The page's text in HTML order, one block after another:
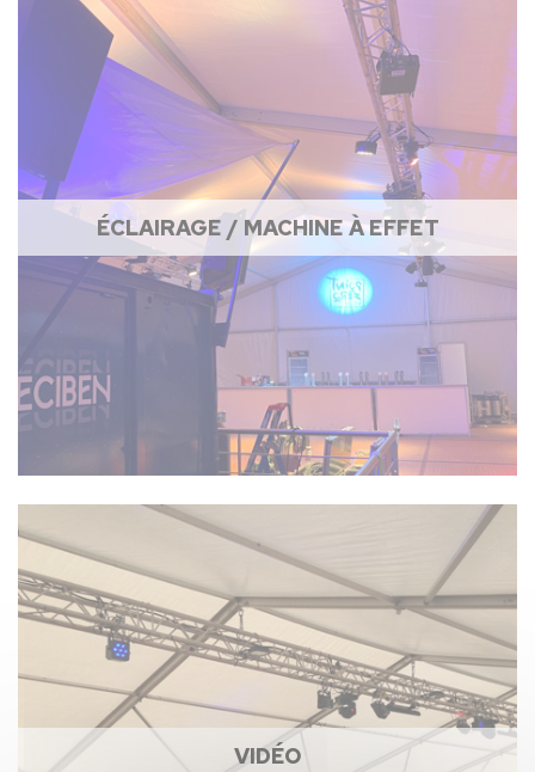
ÉCLAIRAGE / MACHINE À EFFET
VIDÉO